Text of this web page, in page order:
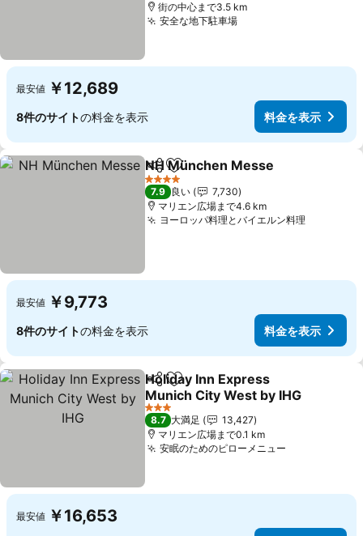
街の中心まで3.5 km
安全な地下駐車場料金を表示
最安値 ￥12,689
8件のサイトの料金を表示 料金を表示
シェアお気に入りに追加
NH München Messe
4 ホテルのランク
7.9 良い
7,730
マリエン広場まで4.6 km
ヨーロッパ料理とバイエルン料理料金を表
最安値 ￥9,773
8件のサイトの料金を表示 料金を表示
シェアお気に入りに追加
Holiday Inn Express
Munich City West by IHG
料金を表示
3 ホテルのランク
8.7 大満足
13,427
マリエン広場まで0.1 km
安眠のためのピローメニュー
最安値 ￥16,653